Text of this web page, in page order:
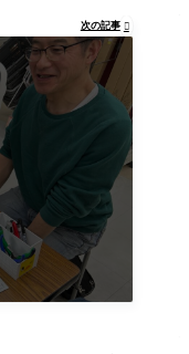
次の記事 